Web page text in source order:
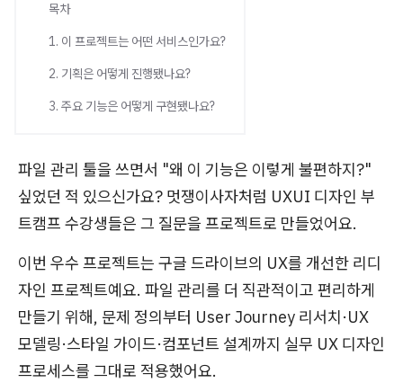
목차
1. 이 프로젝트는 어떤 서비스인가요?
2. 기획은 어떻게 진행됐나요?
3. 주요 기능은 어떻게 구현됐나요?
파일 관리 툴을 쓰면서 "왜 이 기능은 이렇게 불편하지?"
싶었던 적 있으신가요? 멋쟁이사자처럼 UXUI 디자인 부
트캠프 수강생들은 그 질문을 프로젝트로 만들었어요.
이번 우수 프로젝트는 구글 드라이브의 UX를 개선한 리디
자인 프로젝트예요. 파일 관리를 더 직관적이고 편리하게
만들기 위해, 문제 정의부터 User Journey 리서치·UX
모델링·스타일 가이드·컴포넌트 설계까지 실무 UX 디자인
프로세스를 그대로 적용했어요.